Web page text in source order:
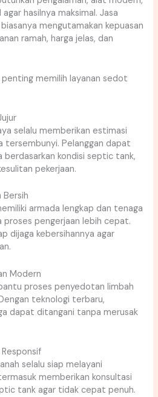
hasilnya maksimal. Jasa
mengutamakan kepuasan
ramah, harga jelas, dan
memilih layanan sedot
selalu memberikan estimasi
tersembunyi. Pelanggan dapat
berdasarkan kondisi septic tank,
pekerjaan.
Bersih
armada lengkap dan tenaga
proses pengerjaan lebih cepat.
dijaga kebersihannya agar
Modern
proses penyedotan limbah
teknologi terbaru,
dapat ditangani tanpa merusak
selalu siap melayani
memberikan konsultasi
tank agar tidak cepat penuh.